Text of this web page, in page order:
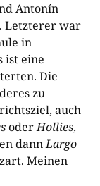
Antonín
Letzterer war
in
ist eine
Die
zu
auch
oderHollies,
dannLargo
Meinen